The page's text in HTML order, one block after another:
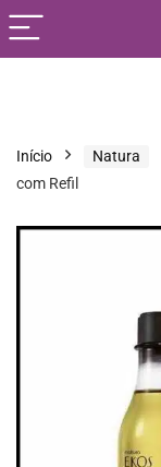
Início Natura
com Refil